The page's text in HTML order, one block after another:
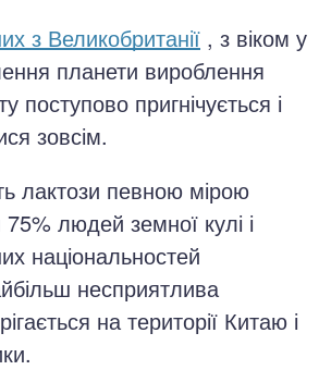
з Великобританії , з віком у
планети вироблення
поступово пригнічується і
зовсім.
лактози певною мірою
людей земної кулі і
національностей
несприятлива
на території Китаю і